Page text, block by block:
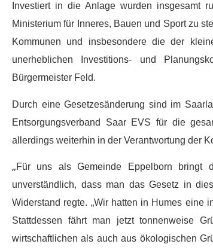
Investiert in die Anlage wurden insgesamt
Ministerium für Inneres, Bauen und Sport zu
Kommunen und insbesondere die der
unerheblichen Investitions- und
Bürgermeister Feld.
Durch eine Gesetzesänderung sind im
Entsorgungsverband Saar EVS für die
allerdings weiterhin in der Verantwortung der
„Für uns als Gemeinde Eppelborn bringt
unverständlich, dass man das Gesetz in
Widerstand regte. „Wir hatten in Humes eine
Stattdessen fährt man jetzt tonnenweise
wirtschaftlichen als auch aus ökologischen